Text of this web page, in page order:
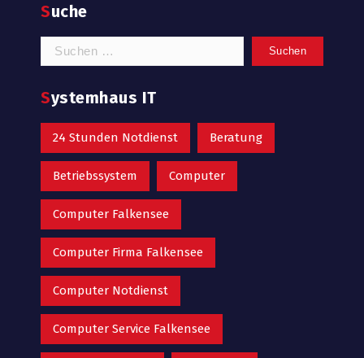
Suche
Suchen
Systemhaus IT
24 Stunden Notdienst Beratung
Betriebssystem Computer
Computer Falkensee
Computer Firma Falkensee
Computer Notdienst
Computer Service Falkensee